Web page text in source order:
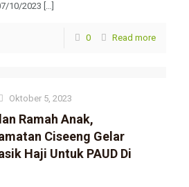
10/2023 […]
0 Read more
Oktober 5, 2023
Ramah Anak,
Ciseeng Gelar
Haji Untuk PAUD Di